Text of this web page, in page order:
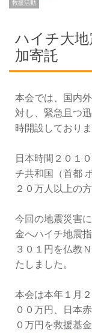
救援活動
ハイチ大
加寄託
本会では、国内
対し、緊急且つ
時開設しておりま
日本時間２０１
チ共和国（首都
２０万人以上の
今回の地震災害
金へハイチ地震
３０１円を仏教
たしました。
本会は本年１月
００万円、日本
０万円を救援基